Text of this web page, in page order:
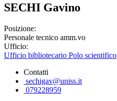
SECHI Gavino
Posizione:
Personale tecnico amm.vo
Ufficio:
Ufficio bibliotecario Polo scientifico
Contatti
sechigav@uniss.it
079228959